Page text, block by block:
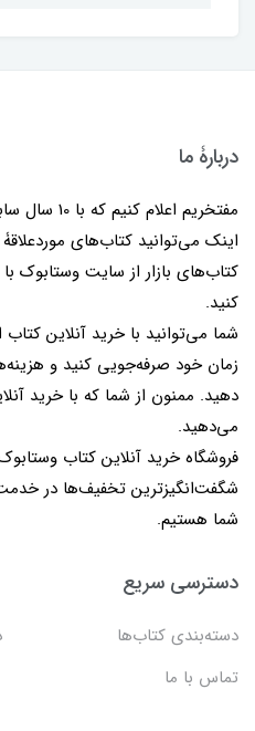
دربارۀ ما
مفتخریم
اینک می‌توانید کتاب‌های
کتاب‌های بازار از سایت وستابوک
کنید.
شما می‌توانید با خرید آنلاین کتاب
زمان خود صرفه‌جویی کنید و
دهید. ممنون از شما که با خرید
می‌دهید.
فروشگاه خرید آنلاین کتاب
شگفت‌انگیزترین تخفیف‌ها در
شما هستیم.
دسترسی سریع
دسته‌بندی کتاب‌ها
تماس با ما